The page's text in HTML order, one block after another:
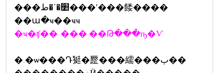
���׺�ʹ�ط���ʹ���餧����
��ա�ҹ��ҹҹ
�ҹ�ʧ�� ���·��Թ���ҧ�Ѵ
�.�ѡ���Դ㹶�蹷���繻���ٻ��